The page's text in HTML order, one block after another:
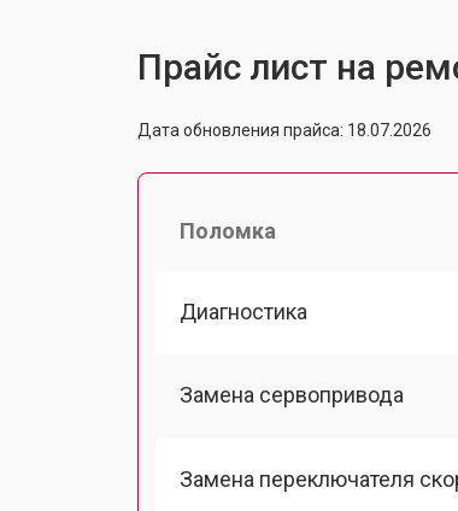
Прайс лист на
Дата обновления прайса: 18.07.2026
Поломка
Диагностика
Замена сервопривода
Замена переключателя